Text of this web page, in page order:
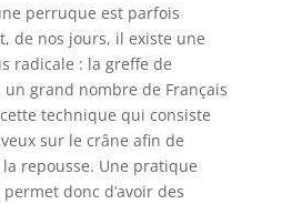
perruque est parfois
de nos jours, il existe une
radicale : la greffe de
un grand nombre de Français
technique qui consiste
sur le crâne afin de
repousse. Une pratique
donc d’avoir des